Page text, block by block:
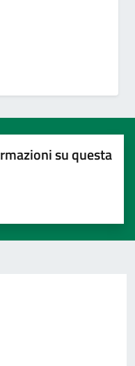
su questa